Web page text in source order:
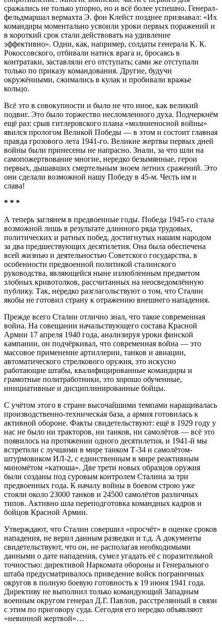
сражались не только упорно, но и всё более успешно. Генерал-
фельдмаршал вермахта Э. фон Клейст позднее признавал: «Их
командиры моментально усвоили уроки первых поражений и
в короткий срок стали действовать на удивление
эффективно». Одни, как, например, солдаты генерала К. К.
Рокоссовского, отбивали натиск врага и, бросаясь в
контратаки, заставляли его отступать; сами же отступали
только по приказу командования. Другие, будучи
окружёнными, сжимались в кулак и пробивали вражье
кольцо.
Всё это в совокупности и было не что иное, как великий
подвиг. Это было торжество несломленного духа. Подчеркнём
ещё раз: срыв гитлеровского плана «молниеносной войны»
явился прологом Великой Победы — в этом и состоит главная
правда грозового лета 1941-го. Великие жертвы первых дней
войны были принесены не напрасно. Знали, за что шли на
самопожертвование многие, нередко безымянные, герои
первых, дышавших смертельным зноем летних сражений. Это
они сделали возможной нашу Победу в 45-м. Честь им и
слава!
* * *
А теперь заглянем в предвоенные годы. Победа 1945-го стала
возможной лишь в результате длинного ряда трудовых,
политических и ратных побед, достигнутых нашим народом
за два предшествующих десятилетия. Она была обеспечена
всей жизнью и деятельностью Советского государства, в
особенности предвоенной политикой сталинского
руководства, являющейся ныне излюбленным предметом
злобных кривотолков, рассчитанных на неосведомлённую
публику. Так, нередко разглагольствуют о том, что Сталин
якобы не готовил страну к отражению внешнего нападения.
Прежде всего Сталин отлично знал, что такое современная
война. На совещании начальствующего состава Красной
Армии 17 апреля 1940 года, анализируя уроки финской
кампании, он подчёркивал, что современная война — это
массовое применение артиллерии, танков и авиации,
автоматического стрелкового оружия, это искусно
работающие штабы, квалифицированные командиры и
грамотные политработники, это хорошо обученные,
инициативные и дисциплинированные бойцы.
С учётом этого в стране высочайшими темпами наращивалась
производственно-техническая база, а армия готовилась к
активной обороне. Факты свидетельствуют: ещё в 1929 году у
нас не было ни тракторов, ни танков, ни самолётов — всё это
появилось на протяжении одного десятилетия, и 1941-й мы
встретили с лучшими в мире танком Т-34 и самолётом-
штурмовиком ИЛ-2, с единственным в мире реактивным
миномётом «катюша». Две трети новых образцов оружия
были созданы под суровым контролем Сталина за три
предвоенных года. К началу войны в боевом строю уже
стояли около 23000 танков и 24500 самолётов различных
типов. Активно шла переподготовка командных кадров и
бойцов Красной Армии.
Утверждают, что Сталин совершил «просчёт» в оценке сроков
нападения, не верил данным разведки и т.д. А документы
свидетельствуют, что он, не располагая необходимыми
данными о дате нападения, сумел угадать её с поразительной
точностью: директивой Наркомата обороны и Генерального
штаба предусматривалось приведение войск пограничных
округов в полную боевую готовность к 19 июня 1941 года.
Директиву не выполнил только командующий Западным
военным округом генерал Д.Г. Павлов, расстрелянный в связи
с этим по приговору суда. Сегодня его нередко объявляют
«невинной жертвой»…